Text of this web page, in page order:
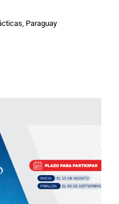
, Paraguay
CONAPE
hacia la